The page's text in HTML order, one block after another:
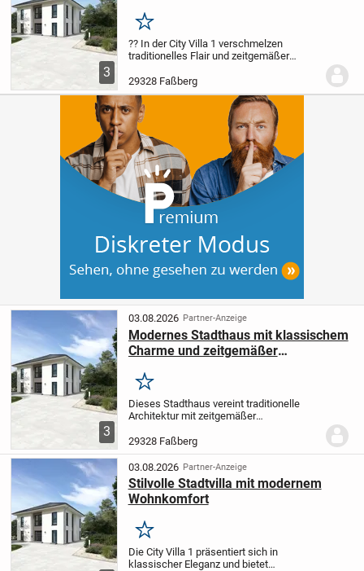
3
Merken
?? In der City Villa 1 verschmelzen
traditionelles Flair und zeitgemäßer
großzügig gestaltete Wohn- und
Essbereich ist ideal für gesellige Stunden
mit Familie...
29328 Faßberg
3
03.08.2026 Partner-Anzeige
Modernes Stadthaus mit klassischem
Charme und zeitgemäßer
Merken
Dieses Stadthaus vereint traditionelle
Architektur mit zeitgemäßer
Essbereich bietet viel Raum für
entspannte Stunden mit Ihren Liebsten -
ob bei privaten Treffen...
29328 Faßberg
03.08.2026 Partner-Anzeige
Stilvolle Stadtvilla mit modernem
Wohnkomfort
Merken
Die City Villa 1 präsentiert sich in
klassischer Eleganz und bietet